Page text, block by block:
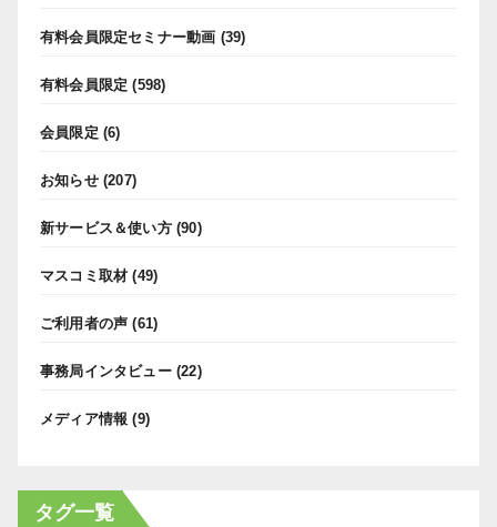
有料会員限定セミナー動画 (39)
有料会員限定 (598)
会員限定 (6)
お知らせ(207)
新サービス＆使い方(90)
マスコミ取材 (49)
ご利用者の声 (61)
事務局インタビュー(22)
メディア情報 (9)
タグ一覧